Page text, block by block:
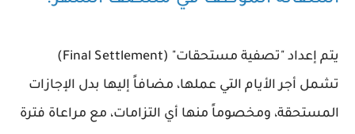
يتم إعداد "تصفية مستحقات" (Final Settlement)
تشمل أجر الأيام التي عملها، مضافاً إليها بدل الإجازات
المستحقة، ومخصوماً منها أي التزامات، مع مراعاة فترة